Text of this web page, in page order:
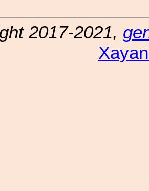
2017-2021,